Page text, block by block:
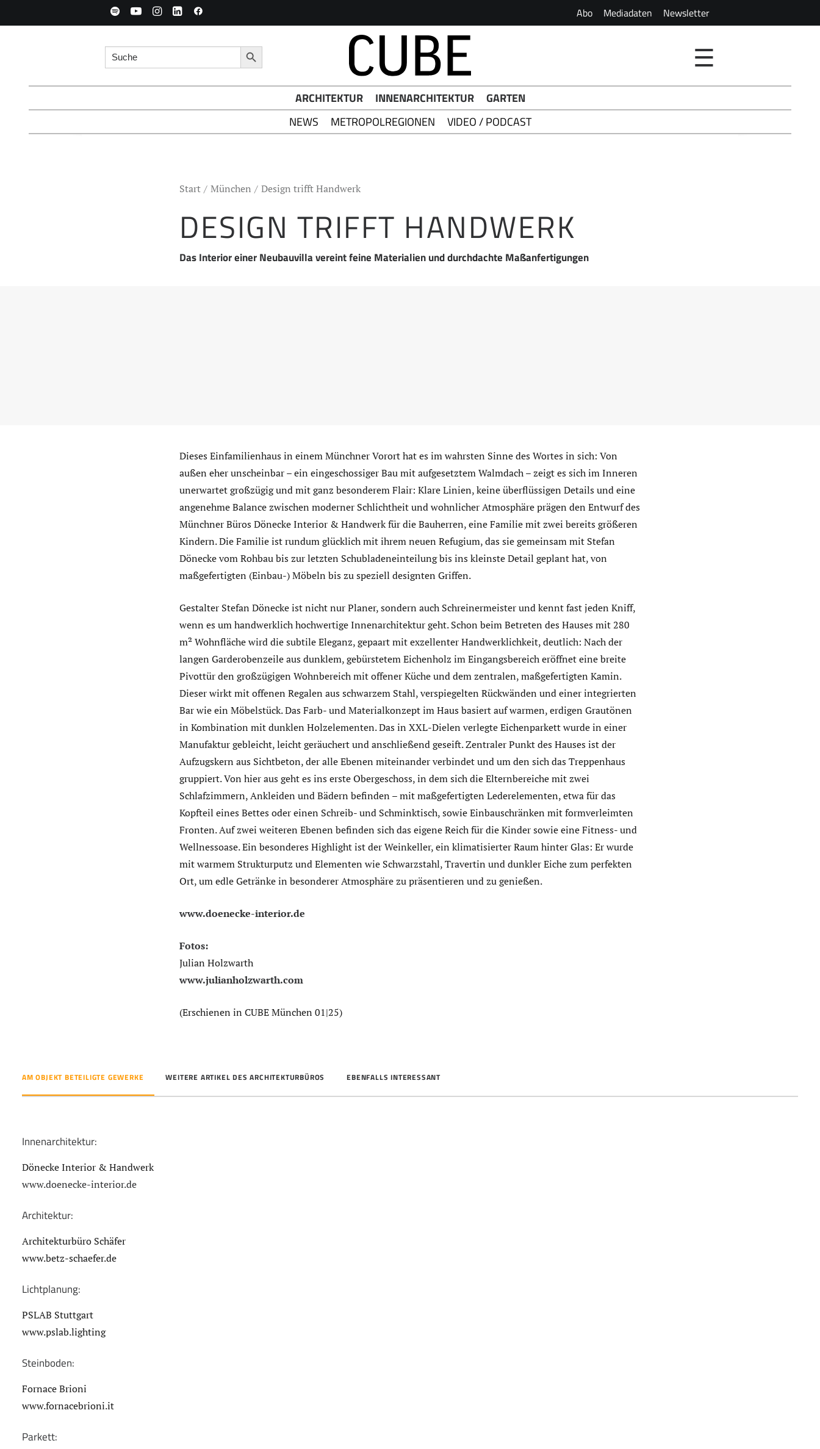
Abo Mediadaten Newsletter
Search for: Search Button ☰
ARCHITEKTUR INNENARCHITEKTUR
GARTEN
NEWS
METROPOLREGIONEN VIDEO / PODCAST
Start München Design trifft Handwerk
DESIGN TRIFFT HANDWERK
Das Interior einer Neubauvilla vereint feine Materialien und durchdachte Maßanfertigungen
Dieses Einfamilienhaus in einem Münchner Vorort hat es im wahrsten Sinne des Wortes in sich: Von
außen eher unscheinbar – ein eingeschossiger Bau mit aufgesetztem Walmdach – zeigt es sich im Inneren
unerwartet großzügig und mit ganz besonderem Flair: Klare Linien, keine überflüssigen Details und eine
angenehme Balance zwischen moderner Schlichtheit und wohnlicher Atmosphäre prägen den Entwurf des
Münchner Büros Dönecke Interior & Handwerk für die Bauherren, eine Familie mit zwei bereits größeren
Kindern. Die Familie ist rundum glücklich mit ihrem neuen Refugium, das sie gemeinsam mit Stefan
Dönecke vom Rohbau bis zur letzten Schubladeneinteilung bis ins kleinste Detail geplant hat, von
maßgefertigten (Einbau-) Möbeln bis zu speziell designten Griffen.
Gestalter Stefan Dönecke ist nicht nur Planer, sondern auch Schreinermeister und kennt fast jeden Kniff,
wenn es um handwerklich hochwertige Innenarchitektur geht. Schon beim Betreten des Hauses mit 280
m² Wohnfläche wird die subtile Eleganz, gepaart mit exzellenter Handwerklichkeit, deutlich: Nach der
langen Garderobenzeile aus dunklem, gebürstetem Eichenholz im Eingangsbereich eröffnet eine breite
Pivottür den großzügigen Wohnbereich mit offener Küche und dem zentralen, maßgefertigten Kamin.
Dieser wirkt mit offenen Regalen aus schwarzem Stahl, verspiegelten Rückwänden und einer integrierten
Bar wie ein Möbelstück. Das Farb- und Materialkonzept im Haus basiert auf warmen, erdigen Grautönen
in Kombination mit dunklen Holzelementen. Das in XXL-Dielen verlegte Eichenparkett wurde in einer
Manufaktur gebleicht, leicht geräuchert und anschließend geseift. Zentraler Punkt des Hauses ist der
Aufzugskern aus Sichtbeton, der alle Ebenen miteinander verbindet und um den sich das Treppenhaus
gruppiert. Von hier aus geht es ins erste Obergeschoss, in dem sich die Elternbereiche mit zwei
Schlafzimmern, Ankleiden und Bädern befinden – mit maßgefertigten Lederelementen, etwa für das
Kopfteil eines Bettes oder einen Schreib- und Schminktisch, sowie Einbauschränken mit formverleimten
Fronten. Auf zwei weiteren Ebenen befinden sich das eigene Reich für die Kinder sowie eine Fitness- und
Wellnessoase. Ein besonderes Highlight ist der Weinkeller, ein klimatisierter Raum hinter Glas: Er wurde
mit warmem Strukturputz und Elementen wie Schwarzstahl, Travertin und dunkler Eiche zum perfekten
Ort, um edle Getränke in besonderer Atmosphäre zu präsentieren und zu genießen.
www.doenecke-interior.de
Fotos:
Julian Holzwarth
www.julianholzwarth.com
(Erschienen in CUBE München 01|25)
AM OBJEKT BETEILIGTE GEWERKE WEITERE ARTIKEL DES ARCHITEKTURBÜROS EBENFALLS INTERESSANT
Innenarchitektur:
Dönecke Interior & Handwerk
www.doenecke-interior.de
Architektur:
Architekturbüro Schäfer
www.betz-schaefer.de
Lichtplanung:
PSLAB Stuttgart
www.pslab.lighting
Steinboden:
Fornace Brioni
www.fornacebrioni.it
Parkett: